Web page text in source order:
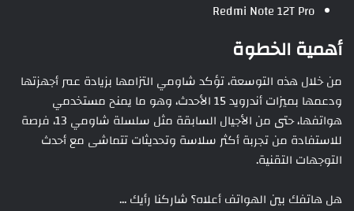
Redmi Note 12T Pro
أهمية الخطوة
من خلال هذه التوسعة، تؤكد شاومي التزامها بزيادة عمر أجهزتها
ودعمها بميزات أندرويد 15 الأحدث، وهو ما يمنح مستخدمي
هواتفها، حتى من الأجيال السابقة مثل سلسلة شاومي 13، فرصة
للاستفادة من تجربة أكثر سلاسة وتحديثات تتماشى مع أحدث
التوجهات التقنية.
هل هاتفك بين الهواتف أعلاه؟ شاركنا رأيك …